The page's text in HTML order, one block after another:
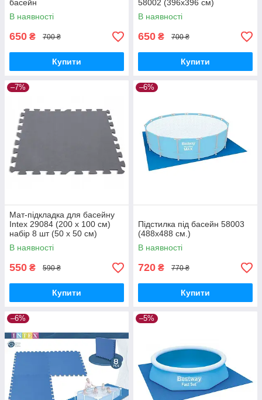
басейн
В наявності
650 ₴ 700 ₴
Купити
58002 (396х396 см)
В наявності
650 ₴ 700 ₴
Купити
–7%
Мат-підкладка для басейну
Intex 29084 (200 х 100 см)
набір 8 шт (50 x 50 см)
В наявності
550 ₴ 590 ₴
Купити
–6%
Підстилка під басейн 58003
(488х488 см.)
В наявності
720 ₴ 770 ₴
Купити
–6% –5%